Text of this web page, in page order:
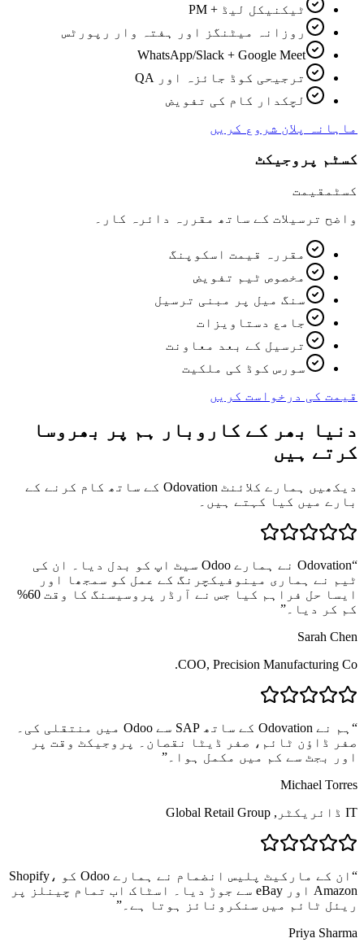
ٹیکنیکل لیڈ + PM
روزانہ میٹنگز اور ہفتہ وار رپورٹس
WhatsApp/Slack + Google Meet
ترجیحی کوڈ جائزہ اور QA
لچکدار کام کی تفویض
ماہانہ پلان شروع کریں
کسٹم پروجیکٹ
کسٹم قیمت
واضح ترسیلات کے ساتھ مقررہ دائرہ کار۔
مقررہ قیمت اسکوپنگ
مخصوص ٹیم تفویض
سنگ میل پر مبنی ترسیل
جامع دستاویزات
ترسیل کے بعد معاونت
سورس کوڈ کی ملکیت
قیمت کی درخواست کریں
دنیا بھر کے کاروبار ہم پر بھروسا
کرتے ہیں
دیکھیں ہمارے کلائنٹ Odovation کے ساتھ کام کرنے کے
بارے میں کیا کہتے ہیں۔
“
Odovation نے ہمارے Odoo سیٹ اپ کو بدل دیا۔ ان کی
ٹیم نے ہماری مینوفیکچرنگ کے عمل کو سمجھا اور
ایسا حل فراہم کیا جس نے آرڈر پروسیسنگ کا وقت 60%
کم کر دیا۔ ”
Sarah Chen
COO, Precision Manufacturing Co.
“
ہم نے Odovation کے ساتھ SAP سے Odoo میں منتقلی کی۔
صفر ڈاؤن ٹائم، صفر ڈیٹا نقصان۔ پروجیکٹ وقت پر
اور بجٹ سے کم میں مکمل ہوا۔ ”
Michael Torres
IT ڈائریکٹر, Global Retail Group
“
ان کے مارکیٹ پلیس انضمام نے ہمارے Odoo کو Shopify،
Amazon اور eBay سے جوڑ دیا۔ اسٹاک اب تمام چینلز پر
ریئل ٹائم میں سنکرونائز ہوتا ہے۔ ”
Priya Sharma